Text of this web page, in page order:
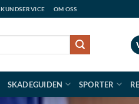
KUNDSERVICE OM OSS
SKADEGUIDEN SPORTER